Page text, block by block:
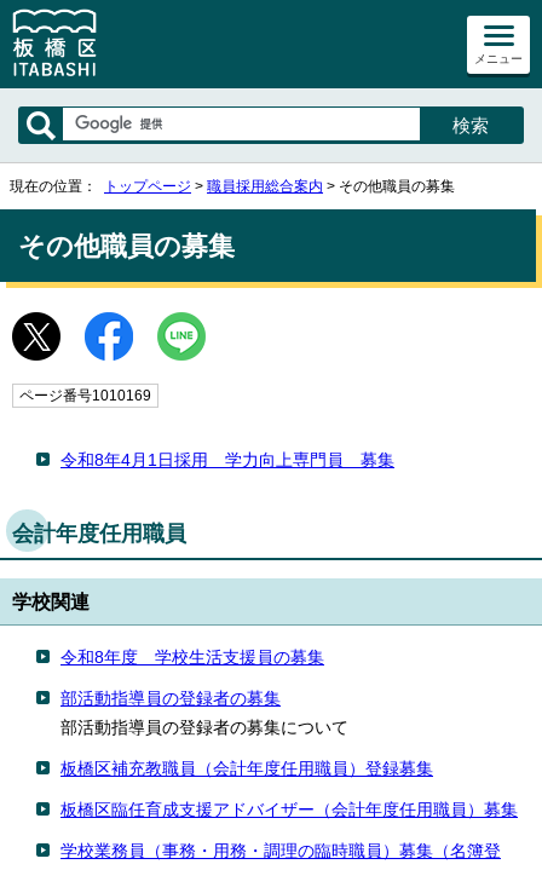
メニュー
現在の位置： トップページ > 職員採用総合案内 > その他職員の募集
その他職員の募集
ページ番号1010169
令和8年4月1日採用 学力向上専門員 募集
会計年度任用職員
学校関連
令和8年度 学校生活支援員の募集
部活動指導員の登録者の募集
部活動指導員の登録者の募集について
板橋区補充教職員（会計年度任用職員）登録募集
板橋区臨任育成支援アドバイザー（会計年度任用職員）募集
学校業務員（事務・用務・調理の臨時職員）募集（名簿登